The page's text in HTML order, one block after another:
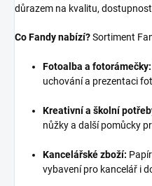
důrazem na kvalitu,
Co Fandy nabízí?Sortiment
Fotoalba a fotorámečky:
uchování a prezentaci
Kreativní a školní
nůžky a další pomůcky
Kancelářské zboží:
vybavení pro kancelář i